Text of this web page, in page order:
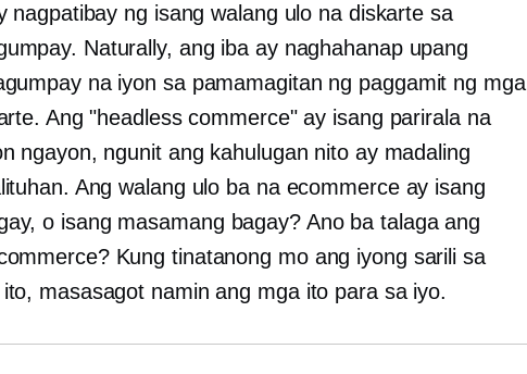
nagpatibay ng isang walang ulo na diskarte sa
Naturally, ang iba ay naghahanap upang
na iyon sa pamamagitan ng paggamit ng mga
Ang "headless commerce" ay isang parirala na
ngayon, ngunit ang kahulugan nito ay madaling
Ang walang ulo ba na ecommerce ay isang
o isang masamang bagay? Ano ba talaga ang
Kung tinatanong mo ang iyong sarili sa
masasagot namin ang mga ito para sa iyo.